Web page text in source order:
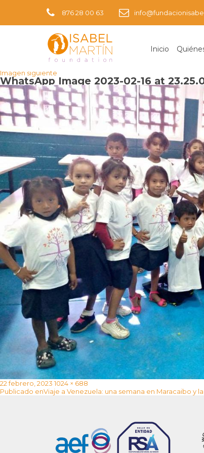
876 28 00 63
Inicio
Imagen siguiente
WhatsApp Image 2023-02-16 at
Publicado
el
22 febrero, 2023 Tamaño
completo
1024 × 688
Navegación
Publicado enViaje a Venezuela: una semana en Maracaibo y